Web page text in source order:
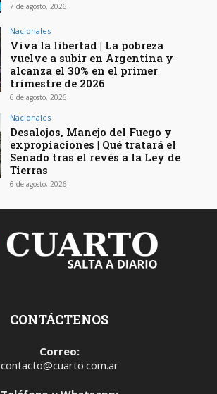
7 de agosto, 2026
Nacionales
Viva la libertad | La pobreza
vuelve a subir en Argentina y
alcanza el 30% en el primer
trimestre de 2026
6 de agosto, 2026
Nacionales
Desalojos, Manejo del Fuego y
expropiaciones | Qué tratará el
Senado tras el revés a la Ley de
Tierras
6 de agosto, 2026
CONTÁCTENOS
Correo:
contacto@cuarto.com.ar